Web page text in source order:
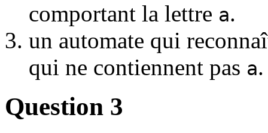
comportant la lettre a.
un automate qui
qui ne contiennent pas a.
Question 3